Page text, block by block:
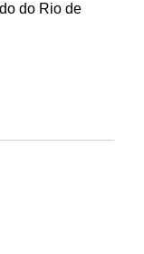
do Rio de